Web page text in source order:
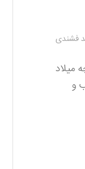
فشندی
میلاد
و